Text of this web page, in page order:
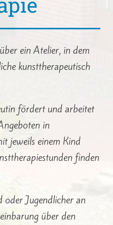
ein Atelier, in dem
kunsttherapeutisch
fördert und arbeitet
in
jeweils einem Kind
finden
Jugendlicher an
über den